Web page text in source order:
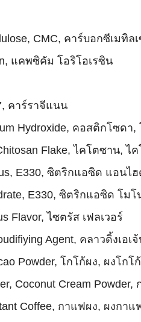
CMC, คาร์บอกซีเมทิล
แคพซิคัม โอริโอเรซิน
คาร์ราจีแนน
Hydroxide, คอสติกโซด
Flake, ไคโตซาน, ไ
E330, ซิตริกแอซิด แอน
E330, ซิตริกแอซิด โ
Flavor, ไซตรัส เฟลเวอร์
Agent, คลาวดิ้งเ
Powder, โกโก้ผง, ผงโกโ
Coconut Cream
Coffee, กาแฟผง, ผงกา